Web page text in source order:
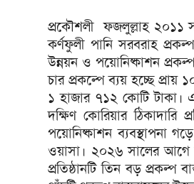
প্রকৌশলী ফজলুল্লাহ ২০১১
কর্ণফুলী পানি সরবরাহ
উন্নয়ন ও পয়োনিষ্কাশন
চার প্রকল্পে ব্যয় হচ্ছে
১ হাজার ৭১২ কোটি টাকা।
দক্ষিণ কোরিয়ার ঠিকাদারি
পয়োনিষ্কাশন ব্যবস্থাপনা
ওয়াসা। ২০২৬ সালের আগে
প্রতিষ্ঠানটি তিন বড়